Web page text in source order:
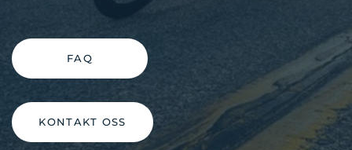
FAQ
KONTAKT OSS